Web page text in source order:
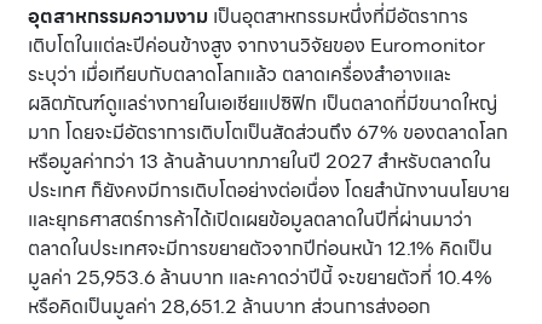
อุตสาหกรรมความงาม เป็นอุตสาหกรรมหนึ่งที่มีอัตราการ
เติบโตในแต่ละปีค่อนข้างสูง จากงานวิจัยของ Euromonitor
ระบุว่า เมื่อเทียบกับตลาดโลกแล้ว ตลาดเครื่องสำอางและ
ผลิตภัณฑ์ดูแลร่างกายในเอเชียแปซิฟิก เป็นตลาดที่มีขนาดใหญ่
มาก โดยจะมีอัตราการเติบโตเป็นสัดส่วนถึง 67% ของตลาดโลก
หรือมูลค่ากว่า 13 ล้านล้านบาทภายในปี 2027 สำหรับตลาดใน
ประเทศ ก็ยังคงมีการเติบโตอย่างต่อเนื่อง โดยสำนักงานนโยบาย
และยุทธศาสตร์การค้าได้เปิดเผยข้อมูลตลาดในปีที่ผ่านมาว่า
ตลาดในประเทศจะมีการขยายตัวจากปีก่อนหน้า 12.1% คิดเป็น
มูลค่า 25,953.6 ล้านบาท และคาดว่าปีนี้ จะขยายตัวที่ 10.4%
หรือคิดเป็นมูลค่า 28,651.2 ล้านบาท ส่วนการส่งออก